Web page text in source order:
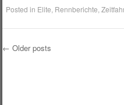
Posted in Elite Rennberichte ,
← Older posts